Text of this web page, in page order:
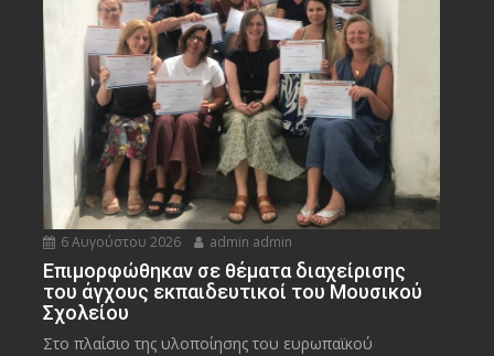
6 Αυγούστου 2026 admin admin
Eπιμορφώθηκαν σε θέματα διαχείρισης
του άγχους εκπαιδευτικοί του Μουσικού
Σχολείου
Στο πλαίσιο της υλοποίησης του ευρωπαϊκού